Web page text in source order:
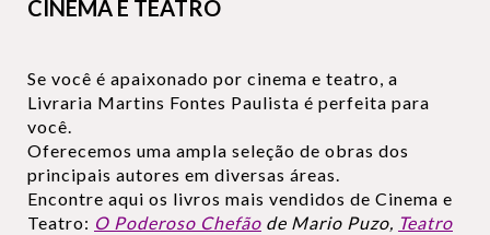
CINEMA E TEATRO
Se você é apaixonado por cinema e teatro, a
Livraria Martins Fontes Paulista é perfeita para
você.
Oferecemos uma ampla seleção de obras dos
principais autores em diversas áreas.
Encontre aqui os livros mais vendidos de Cinema e
Teatro: O Poderoso Chefão de Mario Puzo, Teatro